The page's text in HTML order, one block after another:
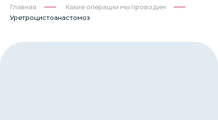
Главная
Какие операции мы проводим
Уретроцистоанастомоз